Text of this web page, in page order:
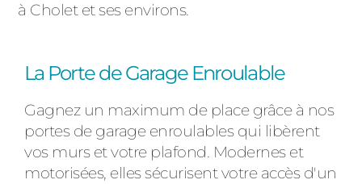
à Cholet et ses environs.
La Porte de Garage Enroulable
Gagnez un maximum de place grâce à nos
portes de garage enroulables qui libèrent
vos murs et votre plafond. Modernes et
motorisées, elles sécurisent votre accès d'un